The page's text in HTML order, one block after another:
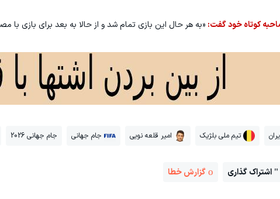
کوتاه خود گفت: «به هر حال این بازی تمام شد و از حالا به بعد برای بازی با
تیم ملی بلژیک امیر قلعه نویی جام جهانی جام جهانی 2026
اشتراک گذاری گزارش خطا